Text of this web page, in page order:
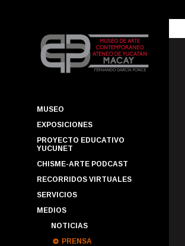
MUSEO
EXPOSICIONES
PROYECTO EDUCATIVO
YUCUNET
CHISME-ARTE PODCAST
RECORRIDOS VIRTUALES
SERVICIOS
MEDIOS
NOTICIAS
PRENSA